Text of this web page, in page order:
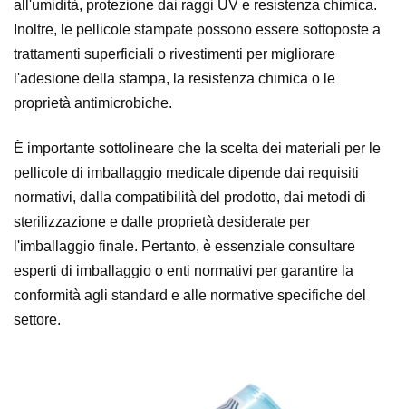
all'umidità, protezione dai raggi UV e resistenza chimica.
Inoltre, le pellicole stampate possono essere sottoposte a
trattamenti superficiali o rivestimenti per migliorare
l'adesione della stampa, la resistenza chimica o le
proprietà antimicrobiche.
È importante sottolineare che la scelta dei materiali per le
pellicole di imballaggio medicale dipende dai requisiti
normativi, dalla compatibilità del prodotto, dai metodi di
sterilizzazione e dalle proprietà desiderate per
l'imballaggio finale. Pertanto, è essenziale consultare
esperti di imballaggio o enti normativi per garantire la
conformità agli standard e alle normative specifiche del
settore.